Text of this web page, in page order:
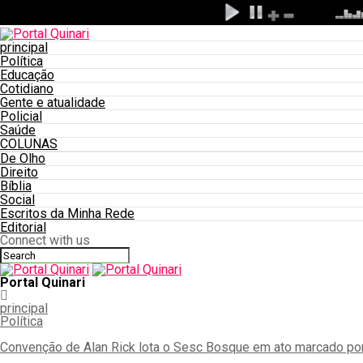
principal
Política
Educação
Cotidiano
Gente e atualidade
Policial
Saúde
COLUNAS
De Olho
Direito
Bíblia
Social
Escritos da Minha Rede
Editorial
Connect with us
Portal Quinari
principal
Política
Convenção de Alan Rick lota o Sesc Bosque em ato marcado